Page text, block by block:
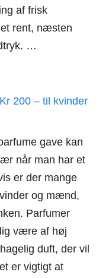
af frisk
rent, næsten
…
200 – til kvinder
gave kan
når man har et
er der mange
og mænd,
Parfumer
være af høj
duft, der vil
er vigtigt at